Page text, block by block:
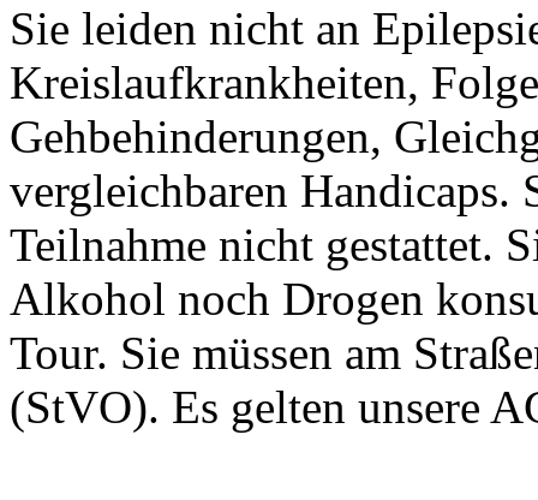
Sie leiden nicht an
Kreislaufkrankheiten,
Gehbehinderungen,
vergleichbaren Handicaps.
Teilnahme nicht gestattet.
Alkohol noch Drogen
Tour. Sie müssen am
(StVO). Es gelten unsere